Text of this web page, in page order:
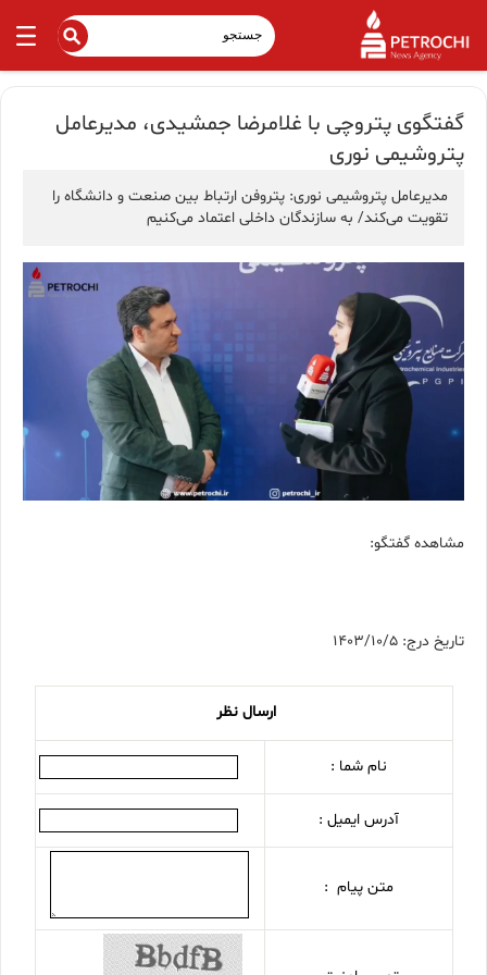
گفتگوی پتروچی با غلامرضا جمشیدی، مدیرعامل
پتروشیمی نوری
مدیرعامل پتروشیمی نوری: پتروفن ارتباط بین صنعت و دانشگاه را
تقویت می‌کند/ به سازندگان داخلی اعتماد می‌کنیم
مشاهده گفتگو:
تاریخ درج: 1403/10/5
ارسال نظر
نام شما :
آدرس ایمیل :
متن پیام :